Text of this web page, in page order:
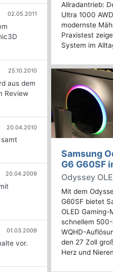
02.05.2011
25.10.2010
aus dem
Review
20.04.2010
20.04.2009
01.03.2009
vor.
Allradantrieb:
Ultra 1000
modernste
Praxistest
System im
Samsung
G6 G60SF
Odyssey
Mit dem
G60SF bietet
OLED Gaming-
schnellem
WQHD-
den 27 Zoll
Herz und